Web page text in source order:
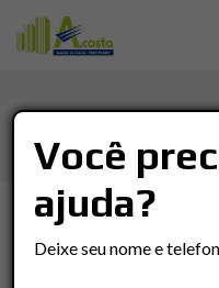
TIPO DE NEGÓCIO
Você
ajuda?
Deixe seu nome e